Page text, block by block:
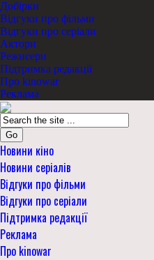
Добірки
Відгуки про фільми
Відгуки про серіали
Актори
Режисери
Підтримка редакції
Про kinowar
Реклама
Go
Новини кіно
Новини серіалів
Відгуки про фільми
Відгуки про серіали
Підтримка редакції
Реклама
Про kinowar